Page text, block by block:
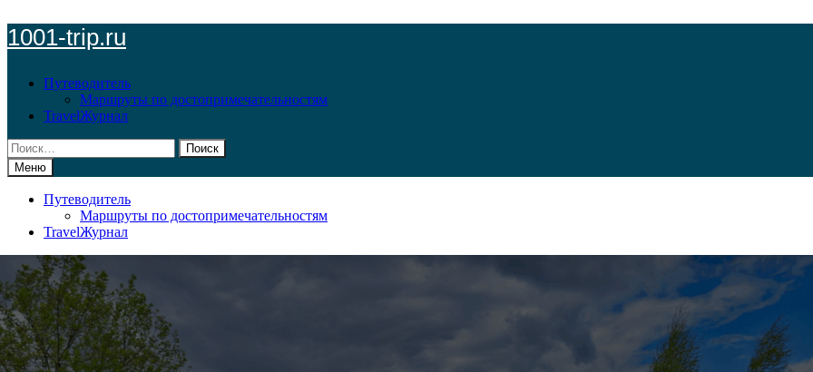
Перейти
к1001-trip.ru
Путеводитель
Маршруты по достопримечательностям
TravelЖурнал
Найти:
Меню
Путеводитель
Маршруты по достопримечательностям
TravelЖурнал